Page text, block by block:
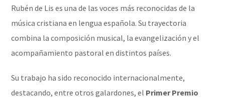
Rubén de Lis es una de las voces más reconocidas de la
música cristiana en lengua española. Su trayectoria
combina la composición musical, la evangelización y el
acompañamiento pastoral en distintos países.
Su trabajo ha sido reconocido internacionalmente,
destacando, entre otros galardones, el Primer Premio